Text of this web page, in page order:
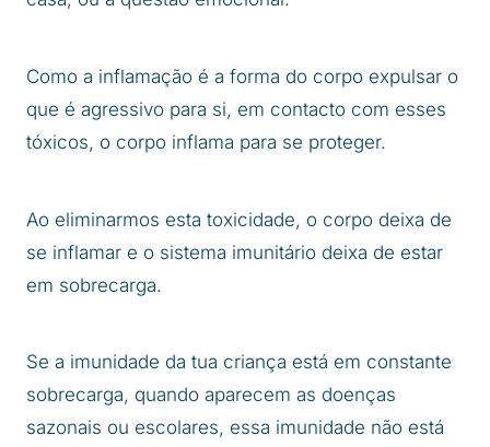
Como a inflamação é a forma do corpo expulsar o
que é agressivo para si, em contacto com esses
tóxicos, o corpo inflama para se proteger.
Ao eliminarmos esta toxicidade, o corpo deixa de
se inflamar e o sistema imunitário deixa de estar
em sobrecarga.
Se a imunidade da tua criança está em constante
sobrecarga, quando aparecem as doenças
sazonais ou escolares, essa imunidade não está